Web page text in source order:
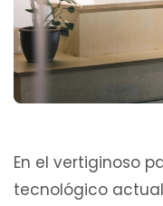
En el vertiginoso
tecnológico